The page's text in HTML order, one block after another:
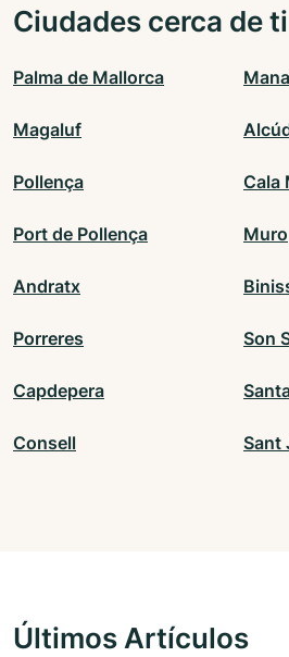
Ciudades cerca de ti
Palma de Mallorca
Magaluf
Pollença Cala
Port de Pollença Muro
Andratx
Porreres Son
Capdepera
Consell Sant
Últimos Artículos